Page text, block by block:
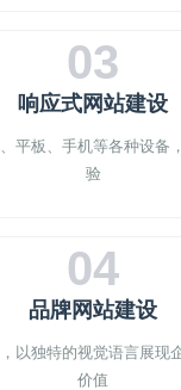
03
响应式网站建设
平板、手机等各种设备
验
04
品牌网站建设
以独特的视觉语言展现
价值